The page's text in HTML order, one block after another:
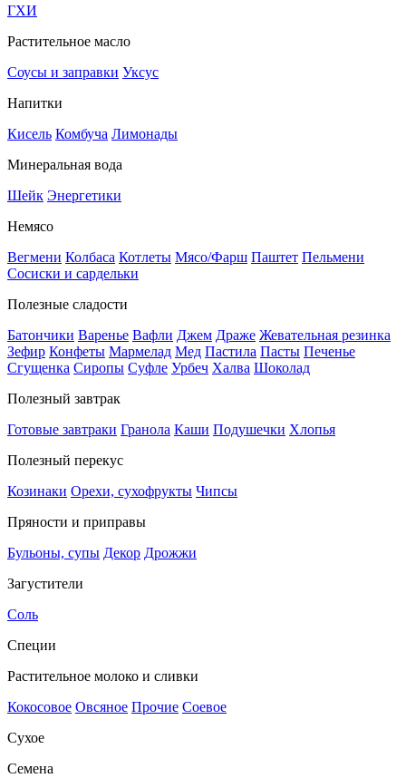
ГХИ
Растительное масло
Соусы и заправки Уксус
Напитки
Кисель Комбуча Лимонады
Минеральная вода
Шейк Энергетики
Немясо
Вегмени Колбаса Котлеты Мясо/Фарш Паштет Пельмени
Сосиски и сардельки
Полезные сладости
Батончики Варенье Вафли Джем Драже Жевательная резинка
Зефир Конфеты Мармелад Мед Пастила Пасты Печенье
Сгущенка Сиропы Суфле Урбеч Халва Шоколад
Полезный завтрак
Готовые завтраки Гранола Каши Подушечки Хлопья
Полезный перекус
Козинаки Орехи, сухофрукты Чипсы
Пряности и приправы
Бульоны, супы Декор Дрожжи
Загустители
Соль
Специи
Растительное молоко и сливки
Кокосовое Овсяное Прочие Соевое
Сухое
Семена